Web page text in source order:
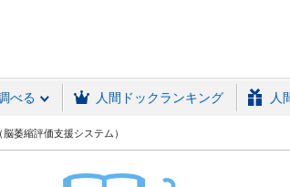
べる 人間ドックランキング 人
萎縮評価支援システム）